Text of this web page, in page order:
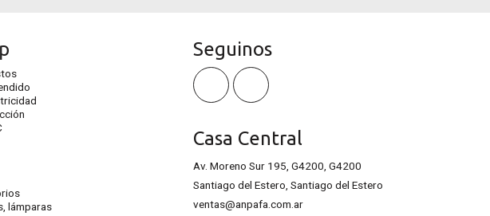
lámparas
Seguinos
Casa Central
Av. Moreno Sur 195, G4200, G4200
Santiago del Estero, Santiago del Estero
ventas@anpafa.com.ar